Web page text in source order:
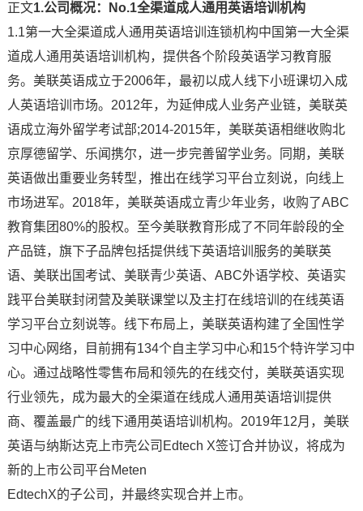
正文1.公司概况：No.1全渠道成人通用英语培训机构
1.1第一大全渠道成人通用英语培训连锁机构中国第一大全渠
道成人通用英语培训机构，提供各个阶段英语学习教育服
务。美联英语成立于2006年，最初以成人线下小班课切入成
人英语培训市场。2012年，为延伸成人业务产业链，美联英
语成立海外留学考试部;2014-2015年，美联英语相继收购北
京厚德留学、乐闻携尔，进一步完善留学业务。同期，美联
英语做出重要业务转型，推出在线学习平台立刻说，向线上
市场进军。2018年，美联英语成立青少年业务，收购了ABC
教育集团80%的股权。至今美联教育形成了不同年龄段的全
产品链，旗下子品牌包括提供线下英语培训服务的美联英
语、美联出国考试、美联青少英语、ABC外语学校、英语实
践平台美联封闭营及美联课堂以及主打在线培训的在线英语
学习平台立刻说等。线下布局上，美联英语构建了全国性学
习中心网络，目前拥有134个自主学习中心和15个特许学习中
心。通过战略性零售布局和领先的在线交付，美联英语实现
行业领先，成为最大的全渠道在线成人通用英语培训提供
商、覆盖最广的线下通用英语培训机构。2019年12月，美联
英语与纳斯达克上市壳公司Edtech X签订合并协议，将成为
新的上市公司平台Meten
EdtechX的子公司，并最终实现合并上市。